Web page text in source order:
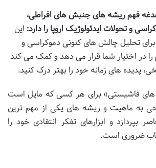
فهم ریشه های جنبش های افراطی،
و تحولات ایدئولوژیک اروپا را دارد: این
برای تحلیل چالش های کنونی دموکراسی و
را در اختیار شما قرار می دهد و کمک می کند
پدیده های زمانه خود را بهتر درک کنید.
فاشیستی» برای هر کسی که مایل است
به ماهیت و ریشه های یکی از مهم ترین
بپردازد و ابزارهای تفکر انتقادی خود را
ضروری است.